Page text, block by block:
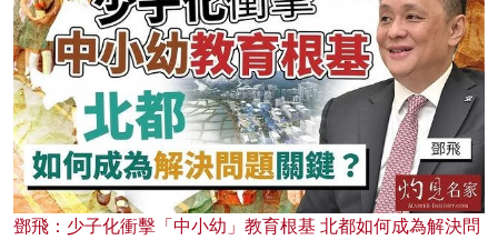
鄧飛：少子化衝擊「中小幼」教育根基 北都如何成為解決問